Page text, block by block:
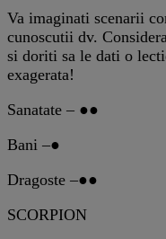
Va imaginati scenarii
cunoscutii dv.
si doriti sa le dati o
exagerata!
Sanatate – ●●
Bani –●
Dragoste –●●
SCORPION